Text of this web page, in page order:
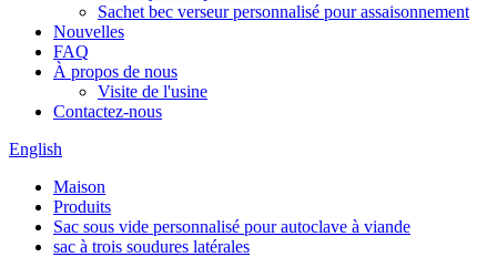
Sachet bec verseur personnalisé pour assaisonnement
Nouvelles
FAQ
À propos de nous
Visite de l'usine
Contactez-nous
English
Maison
Produits
Sac sous vide personnalisé pour autoclave à viande
sac à trois soudures latérales